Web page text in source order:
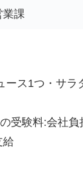
業課
ス1つ・サラ
受験料:会社負